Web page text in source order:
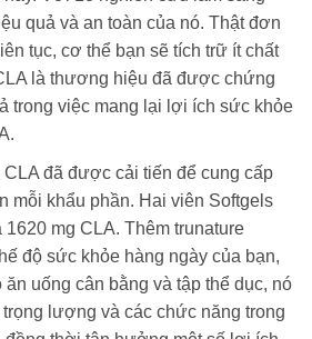
quả và an toàn của nó. Thật đơn
tục, cơ thể bạn sẽ tích trữ ít chất
là thương hiệu đã được chứng
trong việc mang lại lợi ích sức khỏe
đã được cải tiến để cung cấp
mỗi khẩu phần. Hai viên Softgels
mg CLA. Thêm trunature
độ sức khỏe hàng ngày của bạn,
uống cân bằng và tập thể dục, nó
lượng và các chức năng trong